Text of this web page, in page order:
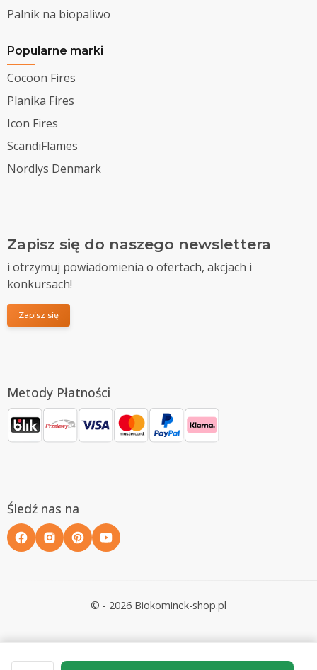
Palnik na biopaliwo
Popularne marki
Cocoon Fires
Planika Fires
Icon Fires
ScandiFlames
Nordlys Denmark
Zapisz się do naszego newslettera
i otrzymuj powiadomienia o ofertach, akcjach i
konkursach!
Zapisz się
Metody Płatności
Śledź nas na
© - 2026 Biokominek-shop.pl